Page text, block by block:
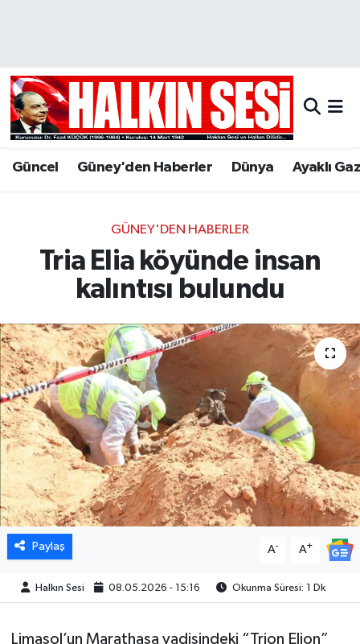
Güncel Güney'den Haberler Dünya Ayaklı
GÜNEY'DEN HABERLER
Tria Elia köyünde insan
kalıntısı bulundu
Paylaş A- A+
Halkın Sesi 08.05.2026 - 15:16 Okunma Süresi: 1 Dk
Limasol’un Marathasa vadisindeki “Trion Elion”
Hava Durumu
Trafik Durumu
Tüm Manşetler
Son Dakika Haberleri